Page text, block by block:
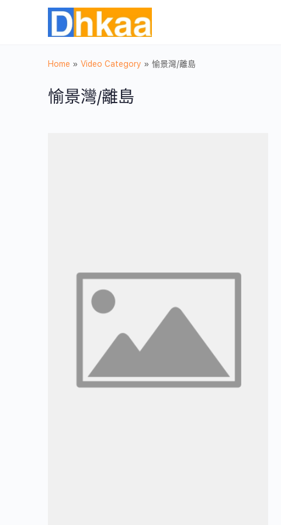
Home » Video Category » 愉景灣/離島
愉景灣/離島